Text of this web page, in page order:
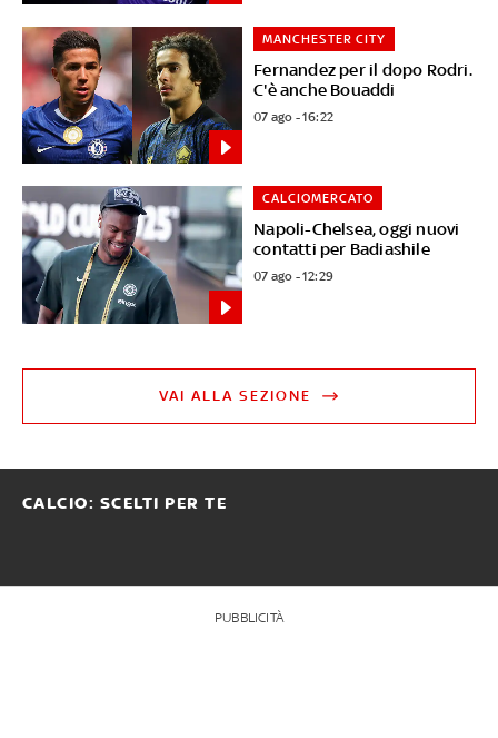
Fernandez per il dopo Rodri.
C'è anche Bouaddi
MANCHESTER CITY
07 ago - 16:22
Napoli-Chelsea, oggi nuovi
contatti per Badiashile
CALCIOMERCATO
07 ago - 12:29
VAI ALLA SEZIONE
CALCIO: SCELTI PER TE
PUBBLICITÀ